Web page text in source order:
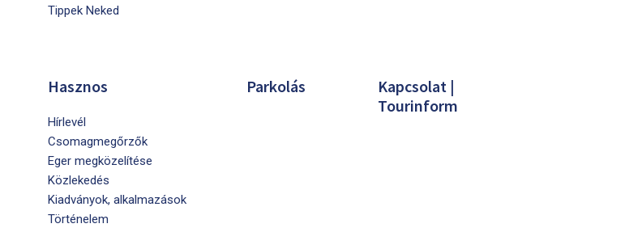
Tippek Neked
Hasznos
Hírlevél
Csomagmegőrzők
Eger megközelítése
Közlekedés
Kiadványok, alkalmazások
Történelem
Parkolás
Kapcsolat |
Tourinform